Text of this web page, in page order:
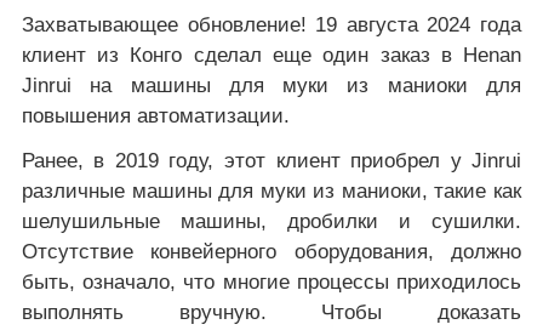
Захватывающее обновление! 19 августа 2024 года
клиент из Конго сделал еще один заказ в Henan
Jinrui на машины для муки из маниоки для
повышения автоматизации.
Ранее, в 2019 году, этот клиент приобрел у Jinrui
различные машины для муки из маниоки, такие как
шелушильные машины, дробилки и сушилки.
Отсутствие конвейерного оборудования, должно
быть, означало, что многие процессы приходилось
выполнять вручную. Чтобы доказать